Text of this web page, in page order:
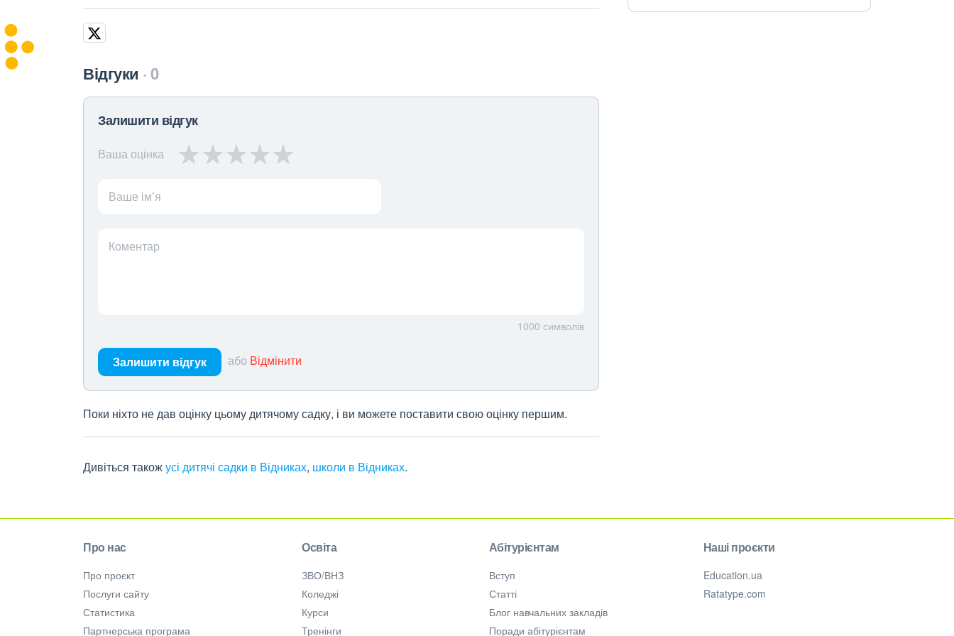
Відгуки 0
Залишити відгук
Ваша оцінка
Ваше ім’я
Коментар
1000 символів
Залишити відгук або Відмінити
Поки ніхто не дав оцінку цьому дитячому садку, і ви можете поставити свою оцінку першим.
Дивіться такожусі дитячі садки в Відниках, школи в Відниках.
Про нас
Про проєкт
Послуги сайту
Статистика
Партнерська програма
Освіта
ЗВО/ВНЗ
Коледжі
Курси
Тренінги
Абітурієнтам
Вступ
Статті
Блог навчальних закладів
Поради абітурієнтам
Наші проєкти
Education.ua
Ratatype.com